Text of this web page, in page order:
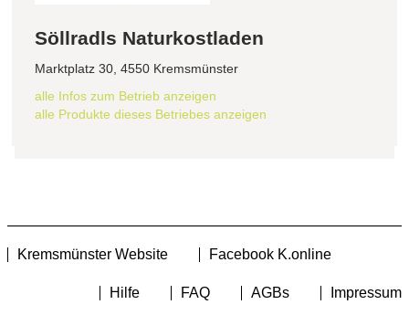
Söllradls Naturkostladen
Marktplatz 30, 4550 Kremsmünster
alle Infos zum Betrieb anzeigen
alle Produkte dieses Betriebes anzeigen
Kremsmünster Website Facebook K.online
Hilfe FAQ AGBs Impressum